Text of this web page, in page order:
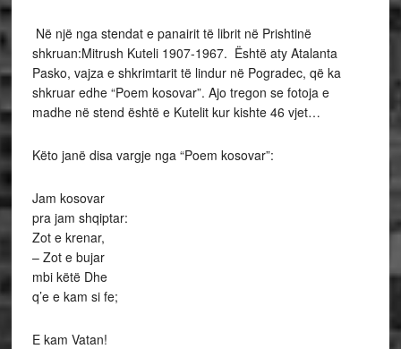
Në një nga stendat e panairit të librit në Prishtinë
shkruan:Mitrush Kuteli 1907-1967. Është aty Atalanta
Pasko, vajza e shkrimtarit të lindur në Pogradec, që ka
shkruar edhe “Poem kosovar”. Ajo tregon se fotoja e
madhe në stend është e Kutelit kur kishte 46 vjet…
Këto janë disa vargje nga “Poem kosovar”:
Jam kosovar
pra jam shqiptar:
Zot e krenar,
– Zot e bujar
mbi këtë Dhe
q’e e kam si fe;
E kam Vatan!